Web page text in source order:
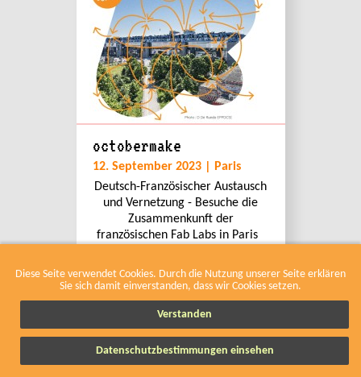
Diese Seite verwendet Cookies. Durch die Nutzung unserer Seite erklären
Sie sich damit einverstanden, dass wir Cookies setzen.
Verstanden
Datenschutzbestimmungen einsehen
octobermake
12. September 2023 | Paris
Deutsch-Französischer Austausch
und Vernetzung - Besuche die
Zusammenkunft der
französischen Fab Labs in Paris
Französische 🇫🇷 M...